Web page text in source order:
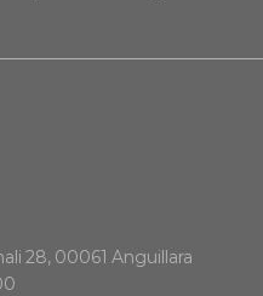
28, 00061 Anguillara